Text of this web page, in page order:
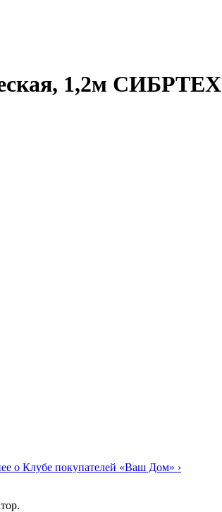
1,2м СИБРТЕХ
о Клубе покупателей «Ваш Дом» ›